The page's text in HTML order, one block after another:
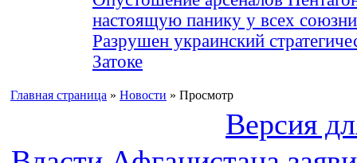
настоящую панику у всех
Разрушен украинский
Затоке
Главная страница » Новости » Просмотр
Версия